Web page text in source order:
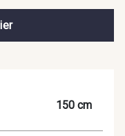
150 cm